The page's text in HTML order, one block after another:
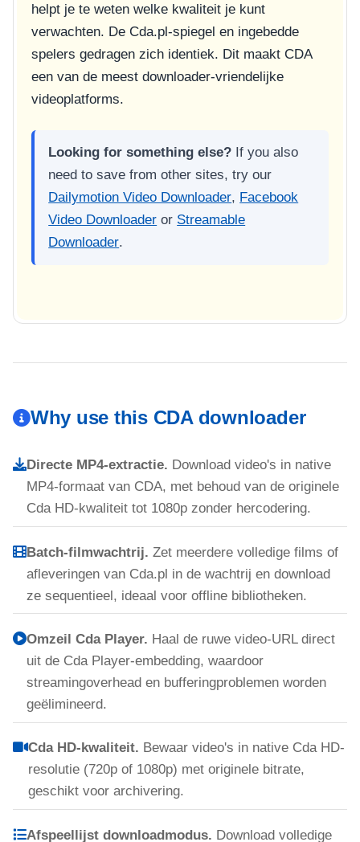
helpt je te weten welke kwaliteit je kunt
verwachten. De Cda.pl-spiegel en ingebedde
spelers gedragen zich identiek. Dit maakt CDA
een van de meest downloader-vriendelijke
videoplatforms.
Looking for something else? If you also
need to save from other sites, try our
Dailymotion Video Downloader, Facebook
Video Downloader or Streamable
Downloader.
Why use this CDA downloader
Directe MP4-extractie. Download video's in native
MP4-formaat van CDA, met behoud van de originele
Cda HD-kwaliteit tot 1080p zonder hercodering.
Batch-filmwachtrij. Zet meerdere volledige films of
afleveringen van Cda.pl in de wachtrij en download
ze sequentieel, ideaal voor offline bibliotheken.
Omzeil Cda Player. Haal de ruwe video-URL direct
uit de Cda Player-embedding, waardoor
streamingoverhead en bufferingproblemen worden
geëlimineerd.
Cda HD-kwaliteit. Bewaar video's in native Cda HD-
resolutie (720p of 1080p) met originele bitrate,
geschikt voor archivering.
Afspeellijst downloadmodus. Download volledige